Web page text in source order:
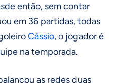
então, sem contar
em 36 partidas, todas
Cássio, o jogador é
na temporada.
as redes duas